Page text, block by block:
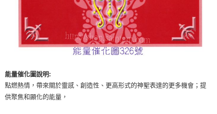
能量催化圖說明:
點燃熱情，帶來關於靈感、創造性、更高形式的神聖表達的更多機會；提
供聚焦和顯化的能量，